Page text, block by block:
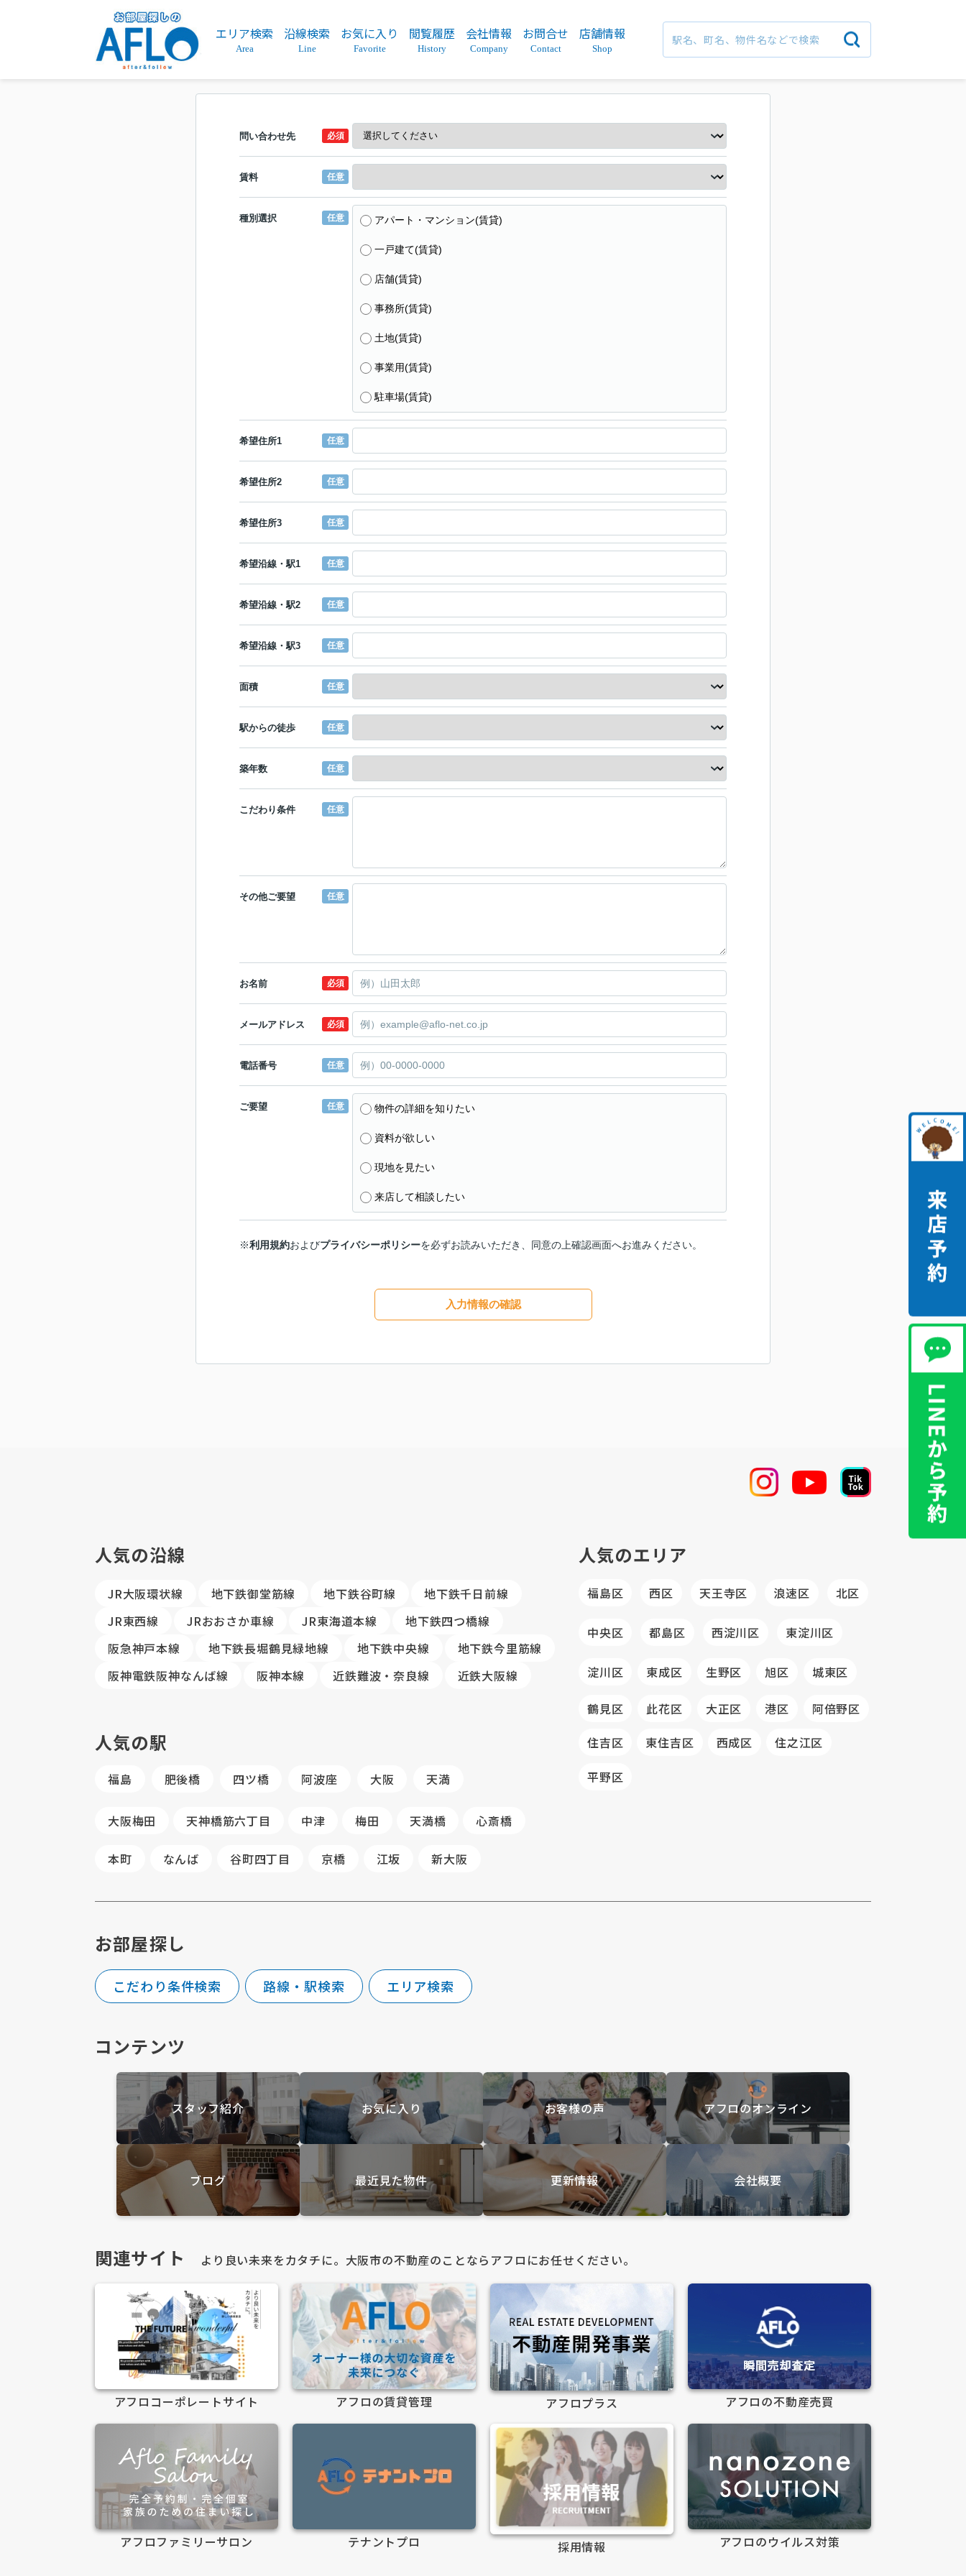
エリア検索
Area
沿線検索
Line
お気に入り
Favorite
閲覧履歴
History
会社情報
Company
お問合せ
Contact
店舗情報
Shop
問い合わせ先 必須
賃料 任意
種別選択 任意 アパート・マンション(賃貸)
一戸建て(賃貸)
店舗(賃貸)
事務所(賃貸)
土地(賃貸)
事業用(賃貸)
駐車場(賃貸)
希望住所1 任意
希望住所2 任意
希望住所3 任意
希望沿線・駅1 任意
希望沿線・駅2 任意
希望沿線・駅3 任意
面積 任意
駅からの徒歩 任意
築年数 任意
こだわり条件 任意
その他ご要望 任意
お名前 必須
メールアドレス 必須
電話番号 任意
ご要望 任意 物件の詳細を知りたい
資料が欲しい
現地を見たい
来店して相談したい
※利用規約およびプライバシーポリシーを必ずお読みいただき、同意の上確認画面へお進みください。
入力情報の確認
人気の沿線
JR大阪環状線 地下鉄御堂筋線 地下鉄谷町線
地下鉄千日前線
JR東西線
JRおおさか車線 JR東海道本線
地下鉄四つ橋線
阪急神戸本線
地下鉄長堀鶴見緑地線 地下鉄中央線
地下鉄今里筋線
阪神電鉄阪神なんば線
阪神本線 近鉄難波・奈良線 近鉄大阪線
人気の駅
福島 肥後橋 四ツ橋 阿波座 大阪 天満
大阪梅田 天神橋筋六丁目 中津 梅田 天満橋 心斎橋
本町 なんば 谷町四丁目 京橋 江坂 新大阪
人気のエリア
福島区 西区 天王寺区 浪速区 北区
中央区 都島区 西淀川区 東淀川区
淀川区 東成区 生野区 旭区 城東区
鶴見区 此花区 大正区 港区
阿倍野区
住吉区
東住吉区 西成区
住之江区
平野区
お部屋探し
こだわり条件検索 路線・駅検索 エリア検索
コンテンツ
スタッフ紹介 お気に入り お客様の声 アフロのオンライン
ブログ 最近見た物件 更新情報 会社概要
関連サイト より良い未来をカタチに。大阪市の不動産のことならアフロにお任せください。
アフロコーポレートサイト アフロの賃貸管理 アフロプラス アフロの不動産売買
アフロファミリーサロン テナントプロ 採用情報 アフロのウイルス対策